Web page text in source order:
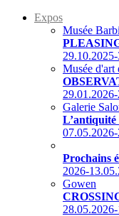
Expos
Musée
Musée d'art
Galerie
L’antiquité
Prochains
2026-
Gowen